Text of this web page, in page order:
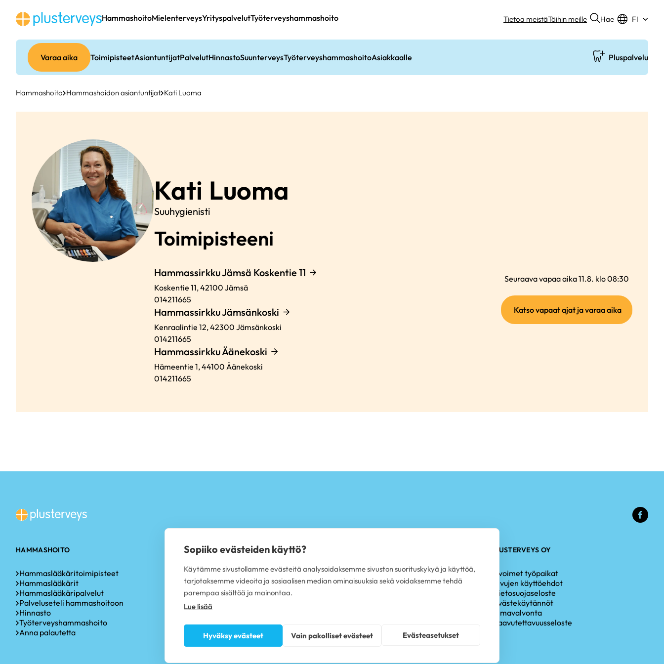
sisältöön
Hammashoito
Varaa aika ToimipisteetAsiantuntijatPalvelutHinnastoSuunterveysTyöterveyshammashoitoAsiakkaalle Pluspalvelu
MielenterveysYrityspalvelutTyöterveyshammashoito Tietoa meistäTöihin meille Hae FI
Hammashoito Hammashoidon asiantuntijat Kati Luoma
Kati Luoma
Suuhygienisti
Seuraava vapaa aika 11.8. klo 08:30
Katso vapaat ajat ja varaa aika(ulkoinen
linkki)
Toimipisteeni
Hammassirkku Jämsä Koskentie 11
Koskentie 11,42100 Jämsä
014211665
Hammassirkku Jämsänkoski
Kenraalintie 12,42300 Jämsänkoski
014211665
Hammassirkku Äänekoski
Hämeentie 1,44100 Äänekoski
014211665
HAMMASHOITO
Hammaslääkäritoimipisteet
Hammaslääkärit
Hammaslääkäripalvelut
Palveluseteli hammashoitoon
Hinnasto
Työterveyshammashoito
Anna palautetta
TOIMIPISTEET
Hammaslääkärit Espoo
Hammaslääkärit Helsinki
Hammaslääkärit Jyväskylä
Hammaslääkärit Tampere
Hammaslääkärit Turku
Hammaslääkärit Oulu
Hammaslääkärit Vantaa
Hammaslääkärit koko Suomi
Hammastarkastus
Iensairauksien hoito
Hampaiden paikkaus
PLUSTERVEYS OY
Avoimet työpaikat
Sivujen käyttöehdot
Tietosuojaseloste
Evästekäytännöt
Omavalvonta
Saavutettavuusseloste
Sopiiko evästeiden käyttö?
Käytämme sivustollamme evästeitä analysoidaksemme sivuston suorituskykyä ja käyttöä,
tarjotaksemme videoita ja sosiaalisen median ominaisuuksia sekä voidaksemme tehdä
parempaa sisältöä ja mainontaa.
Lue lisää
Hyväksy evästeet Vain pakolliset evästeet Evästeasetukset